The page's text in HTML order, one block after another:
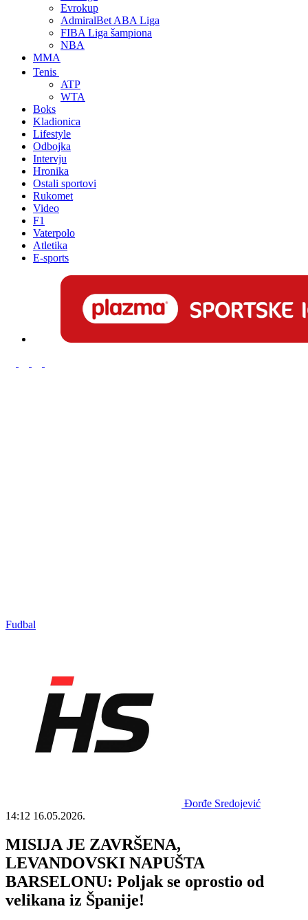
Evrokup
AdmiralBet ABA Liga
FIBA Liga šampiona
NBA
MMA
Tenis
ATP
WTA
Boks
Kladionica
Lifestyle
Odbojka
Intervju
Hronika
Ostali sportovi
Rukomet
Video
F1
Vaterpolo
Atletika
E-sports
Fudbal
Đorđe Sredojević
14:12 16.05.2026.
MISIJA JE ZAVRŠENA,
LEVANDOVSKI NAPUŠTA
BARSELONU: Poljak se oprostio od
velikana iz Španije!